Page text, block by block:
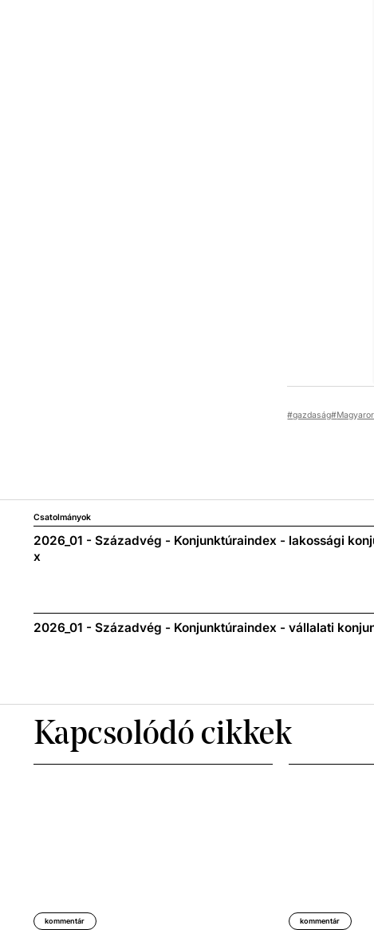
gazdaság
Csatolmányok
2026_01 - Századvég - Konjunktúraindex - lakossági
x
2026_01 - Századvég - Konjunktúraindex - vállalati
Kapcsolódó cikkek
kommentár kommentár